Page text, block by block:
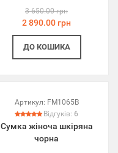
3 650.00 грн
2 890.00 грн
ДО КОШИКА
Артикул: FM1065B
Відгуків: 6
Сумка жіноча шкіряна
чорна